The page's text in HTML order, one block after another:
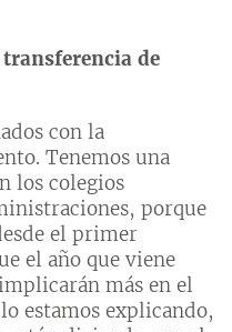
de
con la
Tenemos una
los colegios
porque
el primer
el año que viene
más en el
estamos explicando,